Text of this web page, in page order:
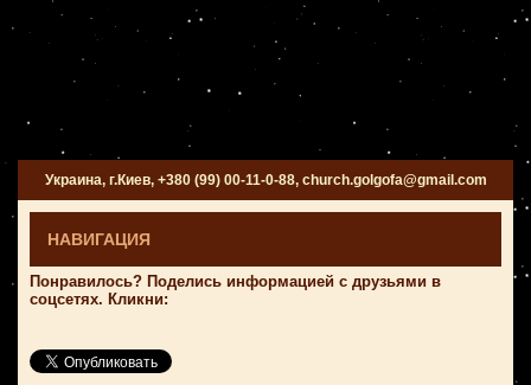
Украина, г.Киев, +380 (99) 00-11-0-88, church.golgofa@gmail.com
НАВИГАЦИЯ
Понравилось? Поделись информацией с друзьями в
соцсетях. Кликни: